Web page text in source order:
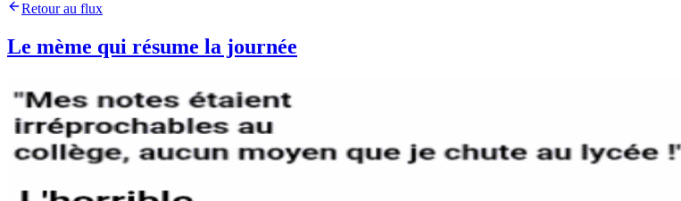
Retour au flux
Le mème qui résume la journée